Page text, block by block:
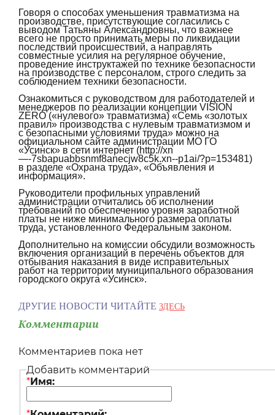
Говоря о способах уменьшения травматизма на
производстве, присутствующие согласились с
выводом Татьяны Александровны, что важнее
всего не просто принимать меры по ликвидации
последствий происшествий, а направлять
совместные усилия на регулярное обучение,
проведение инструктажей по технике безопасности
на производстве с персоналом, строго следить за
соблюдением техники безопасности.
Ознакомиться с руководством для работодателей и
менеджеров по реализации концепции VISION
ZERO («нулевого» травматизма) «Семь «золотых
правил» производства c нулевым травматизмом и
с безопасными условиями труда» можно на
официальном сайте администрации МО ГО
«Усинск» в сети интернет (http://xn
—-7sbapuabbsnmf8anecjw8c5k.xn--p1ai/?p=153481)
в разделе «Охрана труда», «Объявления и
информация».
Руководители профильных управлений
администрации отчитались об исполнении
требований по обеспечению уровня заработной
платы не ниже минимального размера оплаты
труда, установленного Федеральным законом.
Дополнительно на комиссии обсудили возможность
включения организаций в перечень объектов для
отбывания наказания в виде исправительных
работ на территории муниципального образования
городского округа «Усинск».
ДРУГИЕ НОВОСТИ ЧИТАЙТЕ ЗДЕСЬ
Комментарии
Комментариев пока нет
Добавить комментарий
* Имя: